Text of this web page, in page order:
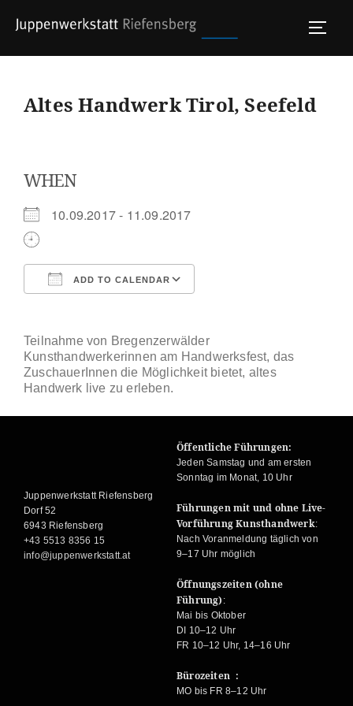
Altes Handwerk Tirol, Seefeld
WHEN
10.09.2017 - 11.09.2017
ADD TO CALENDAR
Teilnahme von Bregenzerwälder
Kunsthandwerkerinnen am Handwerksfest, das
ZuschauerInnen die Möglichkeit bietet, altes
Handwerk live zu erleben.
Juppenwerkstatt Riefensberg
Dorf 52
6943 Riefensberg
+43 5513 8356 15
info@juppenwerkstatt.at
Öffentliche Führungen:
Jeden Samstag und am ersten
Sonntag im Monat, 10 Uhr
Führungen mit und ohne Live-
Vorführung Kunsthandwerk:
Nach Voranmeldung täglich von
9–17 Uhr möglich
Öffnungszeiten (ohne
Führung) :
Mai bis Oktober
DI 10–12 Uhr
FR 10–12 Uhr, 14–16 Uhr
Bürozeiten :
MO bis FR 8–12 Uhr